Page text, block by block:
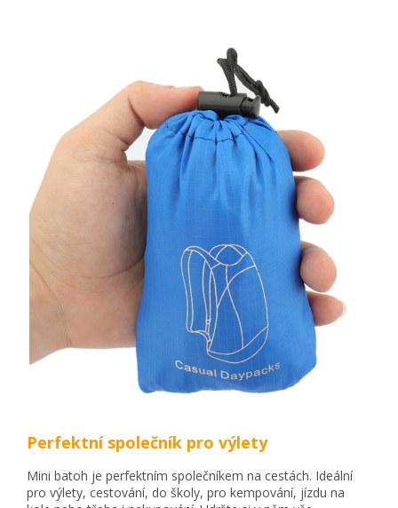
Perfektní společník pro výlety
Mini batoh je perfektním společníkem na cestách. Ideální
pro výlety, cestování, do školy, pro kempování, jízdu na